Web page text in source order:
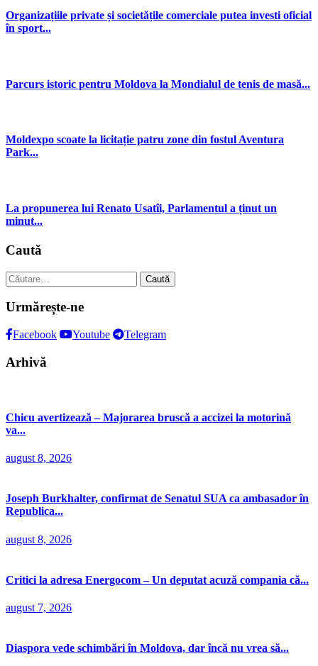
Organizațiile private și societățile comerciale putea investi oficial
în sport...
Parcurs istoric pentru Moldova la Mondialul de tenis de masă...
Moldexpo scoate la licitație patru zone din fostul Aventura
Park...
La propunerea lui Renato Usatîi, Parlamentul a ținut un
minut...
Caută
Caută
după:
Urmărește-ne
Facebook Youtube Telegram
Arhivă
Chicu avertizează – Majorarea bruscă a accizei la motorină
va...
august 8, 2026
Joseph Burkhalter, confirmat de Senatul SUA ca ambasador în
Republica...
august 8, 2026
Critici la adresa Energocom – Un deputat acuză compania că...
august 7, 2026
Diaspora vede schimbări în Moldova, dar încă nu vrea să...